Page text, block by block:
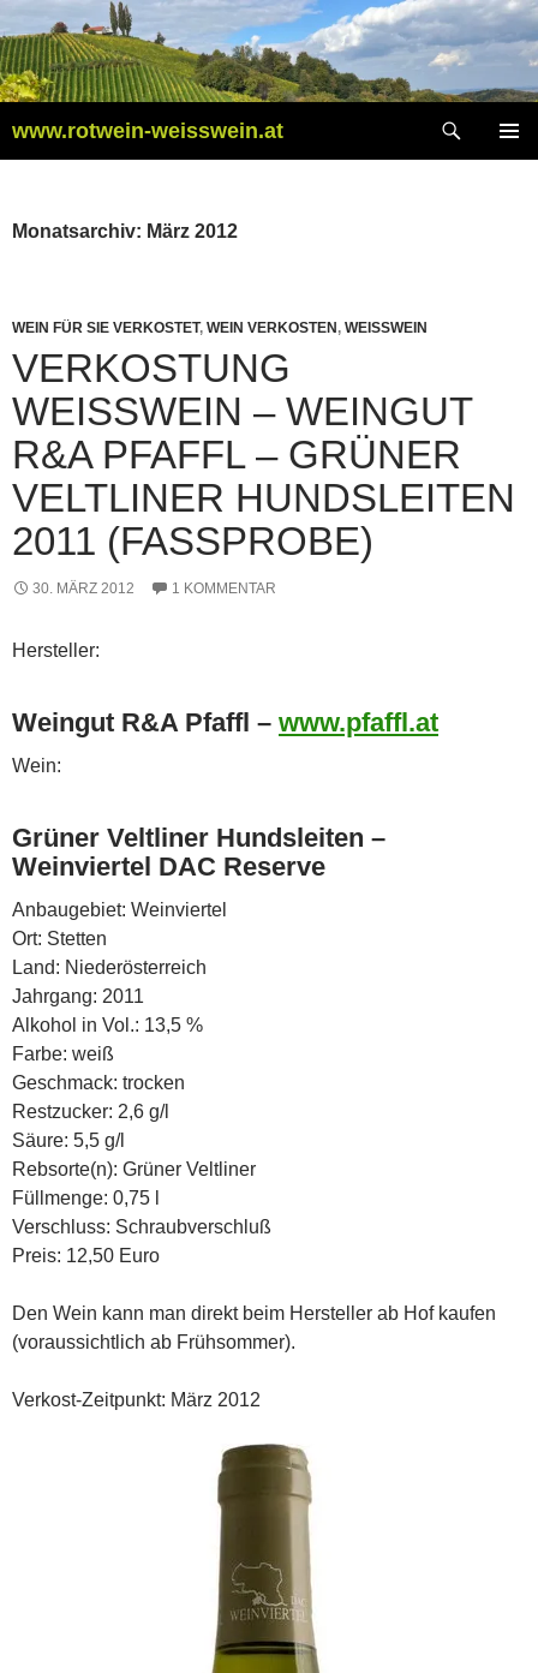
Inhalt
springen
www.rotwein-weisswein.at
Monatsarchiv: März 2012
WEIN FÜR SIE VERKOSTET, WEIN VERKOSTEN , WEISSWEIN
VERKOSTUNG
WEISSWEIN – WEINGUT R
&A PFAFFL – GRÜNER V
ELTLINER HUNDSLEITEN 2
011 (FASSPROBE)
30. MÄRZ 2012 1 KOMMENTAR
Hersteller:
Weingut R&A Pfaffl – www.pfaffl.at
Wein:
Grüner Veltliner Hundsleiten –
Weinviertel DAC Reserve
Anbaugebiet: Weinviertel
Ort: Stetten
Land: Niederösterreich
Jahrgang: 2011
Alkohol in Vol.: 13,5 %
Farbe: weiß
Geschmack: trocken
Restzucker: 2,6 g/l
Säure: 5,5 g/l
Rebsorte(n): Grüner Veltliner
Füllmenge: 0,75 l
Verschluss: Schraubverschluß
Preis: 12,50 Euro
Den Wein kann man direkt beim Hersteller ab Hof kaufen
(voraussichtlich ab Frühsommer).
Verkost-Zeitpunkt: März 2012